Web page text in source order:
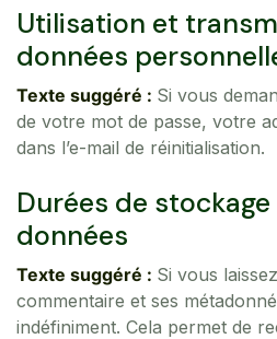
Utilisation et
données
Texte suggéré : Si vous
de votre mot de passe, votre
dans l’e-mail de réinitialisation.
Durées de
données
Texte suggéré : Si vous
commentaire et ses
indéfiniment. Cela permet de